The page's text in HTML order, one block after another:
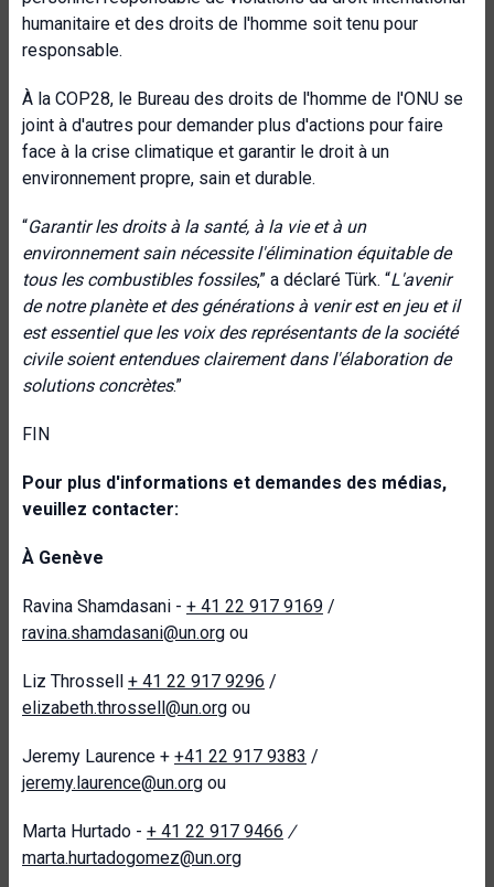
humanitaire et des droits de l'homme soit tenu pour
responsable.
À la COP28, le Bureau des droits de l'homme de l'ONU se
joint à d'autres pour demander plus d'actions pour faire
face à la crise climatique et garantir le droit à un
environnement propre, sain et durable.
“Garantir les droits à la santé, à la vie et à un
environnement sain nécessite l'élimination équitable de
tous les combustibles fossiles,” a déclaré Türk. “L'avenir
de notre planète et des générations à venir est en jeu et il
est essentiel que les voix des représentants de la société
civile soient entendues clairement dans l'élaboration de
solutions concrètes.”
FIN
Pour plus d'informations et demandes des médias,
veuillez contacter:
À Genève
Ravina Shamdasani - + 41 22 917 9169 /
ravina.shamdasani@un.org ou
Liz Throssell + 41 22 917 9296 /
elizabeth.throssell@un.org ou
Jeremy Laurence + +41 22 917 9383 /
jeremy.laurence@un.org ou
Marta Hurtado - + 41 22 917 9466 /
marta.hurtadogomez@un.org